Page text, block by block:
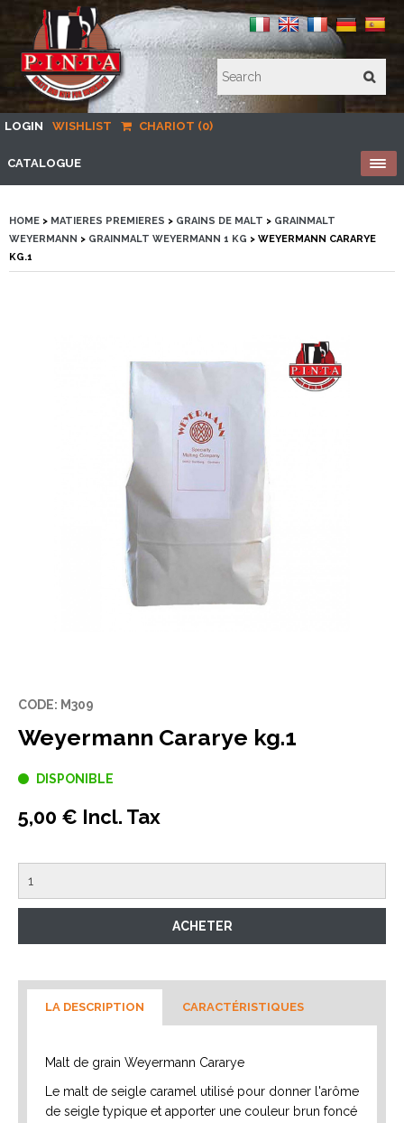
LOGIN WISHLIST CHARIOT (0)
CATALOGUE
HOME > MATIERES PREMIERES > GRAINS DE MALT > GRAINMALT
WEYERMANN > GRAINMALT WEYERMANN 1 KG > WEYERMANN CARARYE
KG.1
CODE: M309
Weyermann Cararye kg.1
DISPONIBLE
5,00 € Incl. Tax
LA DESCRIPTION CARACTÉRISTIQUES
Malt de grain Weyermann Cararye
Le malt de seigle caramel utilisé pour donner l'arôme
de seigle typique et apporter une couleur brun foncé